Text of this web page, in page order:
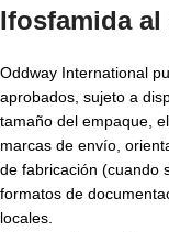
Ifosfamida
Oddway International
aprobados, sujeto a
tamaño del empaque,
marcas de envío,
de fabricación (cuando
formatos de
locales.